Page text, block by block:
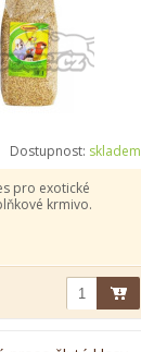
Dostupnost: skladem
pro exotické
krmivo.